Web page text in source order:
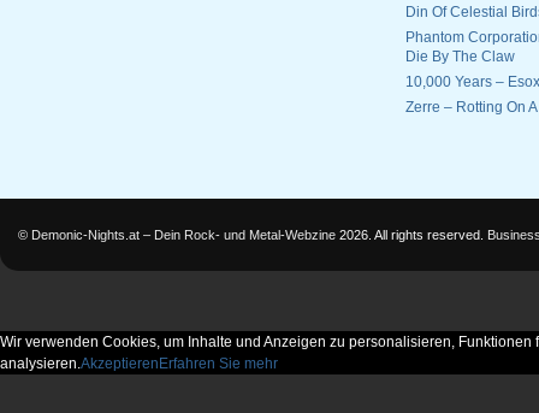
Din Of Celestial
Phantom
Die By The Claw
10,000 Years –
Zerre – Rotting On
© Demonic-Nights.at – Dein Rock- und Metal-Webzine 2026. All rights reserved.
Wir verwenden Cookies, um Inhalte und Anzeigen zu personalisieren,
analysieren.Akzeptieren Erfahren Sie mehr